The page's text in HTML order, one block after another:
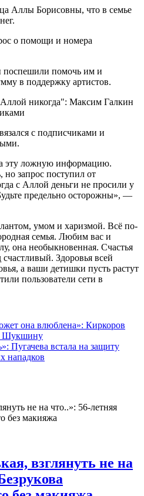
Аллы Борисовны, что в семье
о помощи и номера
поспешили помочь им и
в поддержку артистов.
с подписчиками и
эту ложную информацию.
запрос поступил от
с Аллой деньги не просили у
предельно осторожны», —
умом и харизмой. Всё по-
семья. Любим вас и
она необыкновенная. Счастья
Здоровья всей
а ваши детишки пусть растут
пользователи сети в
она влюблена»: Киркоров
Шукшину
Пугачева встала на защиту
нападков
взглянуть не на